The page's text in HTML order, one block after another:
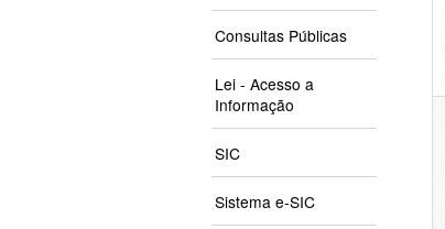
Consultas Públicas
Lei - Acesso a
Informação
SIC
Sistema e-SIC